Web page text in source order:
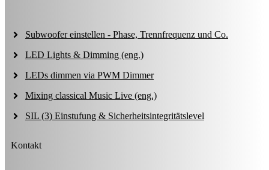
Subwoofer einstellen - Phase, Trennfrequenz und Co.
LED Lights & Dimming (eng.)
LEDs dimmen via PWM Dimmer
Mixing classical Music Live (eng.)
SIL (3) Einstufung & Sicherheitsintegritätslevel
Kontakt